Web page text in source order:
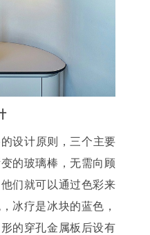
设计原则，三个主要
的玻璃棒，无需向顾
们就可以通过色彩来
冰疗是冰块的蓝色，
的穿孔金属板后设有